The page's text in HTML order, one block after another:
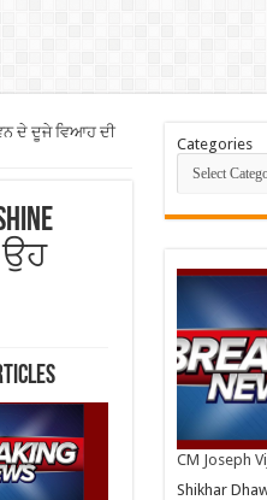
ਦੇ ਦੂਜੇ ਵਿਆਹ ਦੀ
ਉਹ
Categories
CM Joseph
Shikhar